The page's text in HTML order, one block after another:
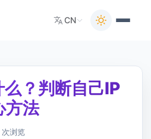
CN
？判断自己IP
方法
浏览